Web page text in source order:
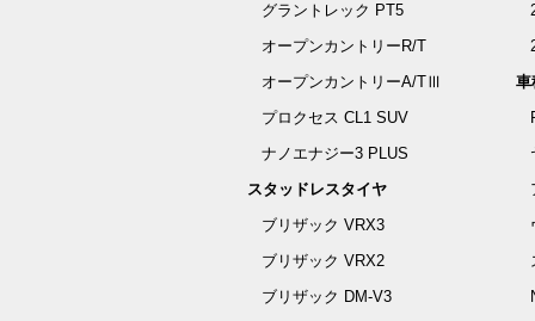
グラントレック PT5
オープンカントリーR/T
オープンカントリーA/TⅢ
プロクセス CL1 SUV
ナノエナジー3 PLUS
スタッドレスタイヤ
ブリザック VRX3
ブリザック VRX2
ブリザック DM-V3
車